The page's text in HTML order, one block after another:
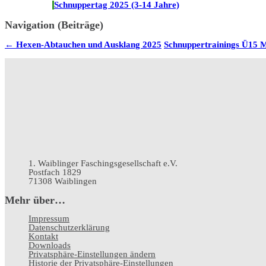
Schnuppertag 2025 (3-14 Jahre)
Navigation (Beiträge)
← Hexen-Abtauchen und Ausklang 2025 Schnuppertrainings Ü15
1. Waiblinger Faschingsgesellschaft e.V.
Postfach 1829
71308 Waiblingen
Mehr über…
Impressum
Datenschutz­erklärung
Kontakt
Downloads
Privatsphäre-Einstellungen ändern
Historie der Privatsphäre-Einstellungen